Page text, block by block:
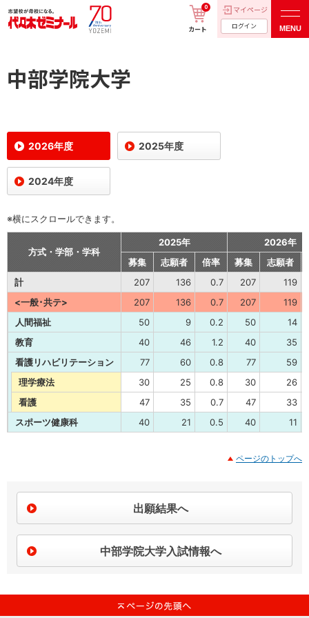
カート
0 マイページ
ログイン MENU
中部学院大学
2026年度 2025年度
2024年度
※横にスクロールできます。
方式・学部・学科
2025年
2026年
募集
志願者 倍率 募集 志願者
計
207 136 0.7 207
119
<一般･共テ>
207 136 0.7 207
119
人間福祉
50 9 0.2 50
14
教育
40 46 1.2 40
35
看護リハビリテーション
77 60 0.8 77
59
理学療法
30 25 0.8 30
26
看護
47 35 0.7 47
33
スポーツ健康科
40 21 0.5 40 11
ページのトップへ
出願結果へ
中部学院大学入試情報へ